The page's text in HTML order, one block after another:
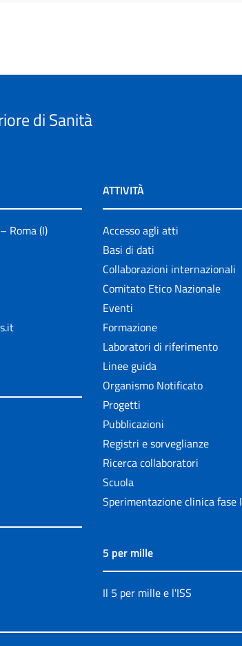
di Sanità
Roma (I)
ATTIVITÀ
Accesso agli atti
Basi di dati
Collaborazioni internazionali
Comitato Etico Nazionale
Eventi
Formazione
Laboratori di riferimento
Linee guida
Organismo Notificato
Progetti
Pubblicazioni
Registri e sorveglianze
Ricerca collaboratori
Scuola
Sperimentazione clinica fase I
5 per mille
Il 5 per mille e l'ISS